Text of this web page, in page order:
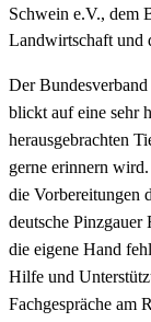
Schwein e.V., dem
Landwirtschaft und
Der
blickt auf eine sehr
herausgebrachten
gerne erinnern
die Vorbereitungen
deutsche Pinzgauer
die eigene Hand
Hilfe und
Fachgespräche am